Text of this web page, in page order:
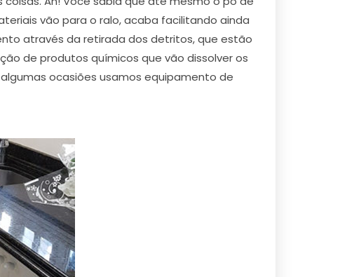
vão para o ralo, acaba facilitando ainda
através da retirada dos detritos, que estão
de produtos químicos que vão dissolver os
ocasiões usamos equipamento de